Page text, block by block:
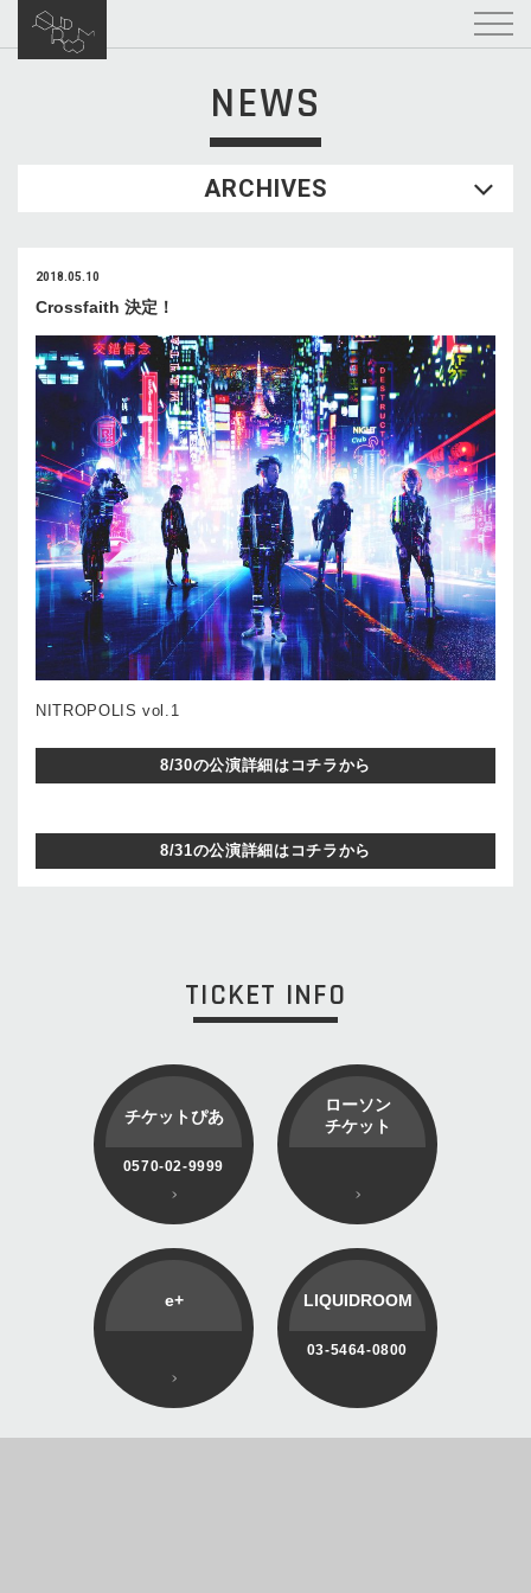
NEWS
ARCHIVES
2018.05.10
Crossfaith 決定！
NITROPOLIS vol.1
8/30の公演詳細はコチラから
8/31の公演詳細はコチラから
TICKET INFO
チケットぴあ
0570-02-9999
ローソン
チケット
e+ LIQUIDROOM
03-5464-0800